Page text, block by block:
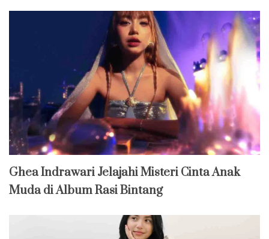
Ghea Indrawari Jelajahi Misteri Cinta Anak
Muda di Album Rasi Bintang